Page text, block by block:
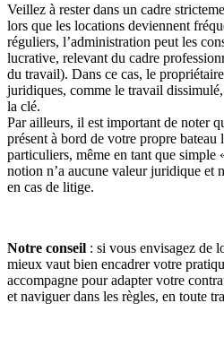
Veillez à rester dans un cadre
lors que les locations deviennent
réguliers, l’administration peut les
lucrative, relevant du cadre
du travail). Dans ce cas, le
juridiques, comme le travail
la clé.
Par ailleurs, il est important de noter
présent à bord de votre propre bateau
particuliers, même en tant que simple
notion n’a aucune valeur juridique et
en cas de litige.
Notre conseil : si vous envisagez de
mieux vaut bien encadrer votre
accompagne pour adapter votre
et naviguer dans les règles, en toute